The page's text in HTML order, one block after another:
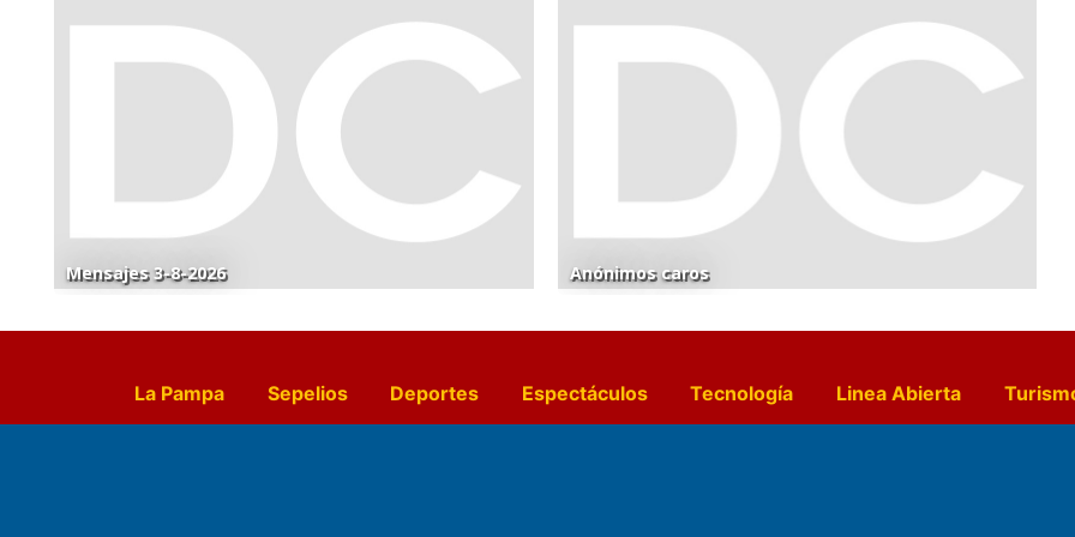
Mensajes 3-8-2026 Anónimos caros
La Pampa Sepelios Deportes Espectáculos Tecnología Linea Abierta